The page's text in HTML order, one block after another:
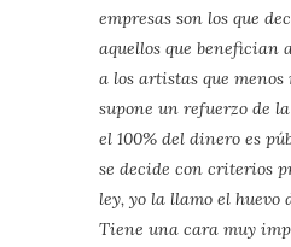
empresas son los que
aquellos que benefician
a los artistas que
supone un refuerzo de
el 100% del dinero es
se decide con criterios
ley, yo la llamo el huevo
Tiene una cara muy